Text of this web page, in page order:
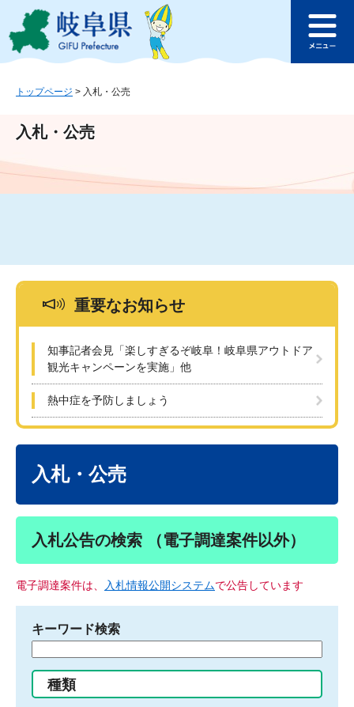
ジ
ュ
文
このページの本文へ
ュ
トップページ > 入札・公売
入札・公売
重要なお知らせ
知事記者会見「楽しすぎるぞ岐阜！岐阜県アウトドア
観光キャンペーンを実施」他
熱中症を予防しましょう
入札・公売
入札公告の検索 （電子調達案件以外）
電子調達案件は、 入札情報公開システムで公告しています
キーワード検索
る
種類